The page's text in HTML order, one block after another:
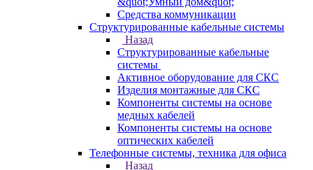
Средства коммуникации
Структурированные кабельные системы
Назад
Структурированные кабельные
системы
Активное оборудование для СКС
Изделия монтажные для СКС
Компоненты системы на основе
медных кабелей
Компоненты системы на основе
оптических кабелей
Телефонные системы, техника для офиса
Назад